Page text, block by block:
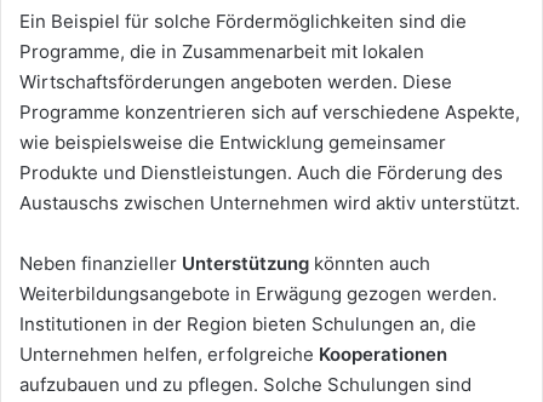
Ein Beispiel für solche Fördermöglichkeiten sind die
Programme, die in Zusammenarbeit mit lokalen
Wirtschaftsförderungen angeboten werden. Diese
Programme konzentrieren sich auf verschiedene Aspekte,
wie beispielsweise die Entwicklung gemeinsamer
Produkte und Dienstleistungen. Auch die Förderung des
Austauschs zwischen Unternehmen wird aktiv unterstützt.
Neben finanzieller Unterstützung könnten auch
Weiterbildungsangebote in Erwägung gezogen werden.
Institutionen in der Region bieten Schulungen an, die
Unternehmen helfen, erfolgreiche Kooperationen
aufzubauen und zu pflegen. Solche Schulungen sind